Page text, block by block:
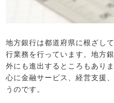
地方銀行は都道府県に根ざし
行業務を行っています。地方
外にも進出するところもあり
心に金融サービス、経営支援
うのです。